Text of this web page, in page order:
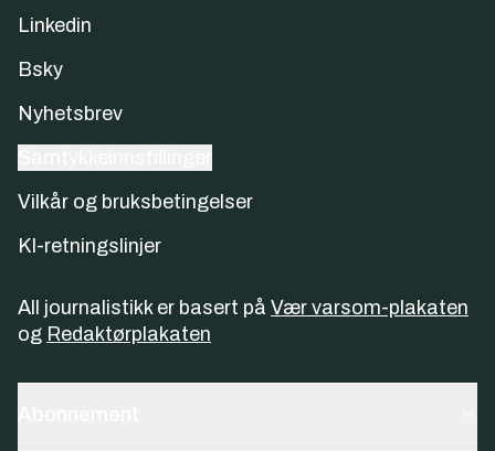
Linkedin
Bsky
Nyhetsbrev
Vilkår og bruksbetingelser
KI-retningslinjer
All journalistikk er basert på Vær varsom-plakaten
og Redaktørplakaten